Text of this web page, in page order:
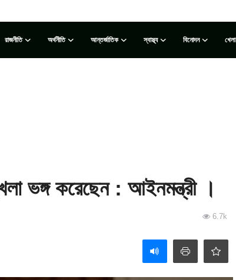
রাজনীতি অর্থনীতি আন্তর্জাতিক স্বাস্থ্য বিনোদন খেলা
ভঙ্গ করেছেন : আইনমন্ত্রী ।
6.7k